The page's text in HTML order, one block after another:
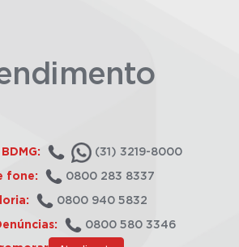
(31) 3219-8000
fone: 0800 283 8337
0800 940 5832
0800 580 3346